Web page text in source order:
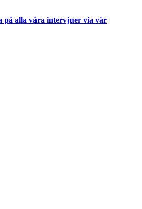
på alla våra intervjuer via vår